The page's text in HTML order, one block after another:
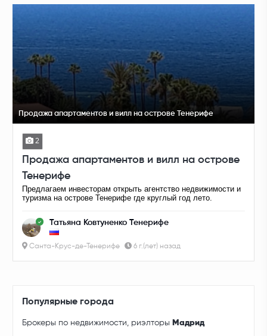
Продажа апартаментов и вилл на острове Тенерифе
2
Продажа апартаментов и вилл на острове
Тенерифе
Предлагаем инвесторам открыть агентство недвижимости и
туризма на острове Тенерифе где круглый год лето.
Татьяна Ковтуненко Тенерифе
Санта-Крус-де-Тенерифе 6 г.(лет) назад
Популярные города
Брокеры по недвижимости, риэлторы Мадрид